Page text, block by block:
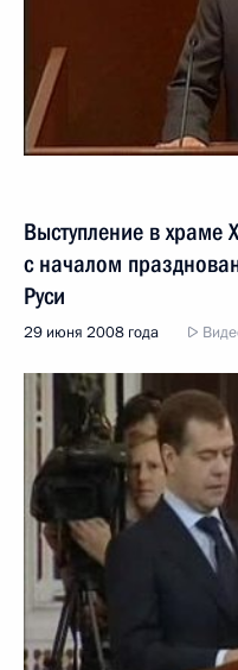
Выступление в храме
с началом
Руси
29 июня 2008 года